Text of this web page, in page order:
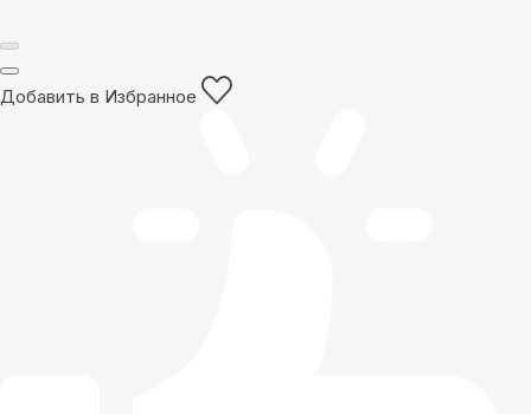
Добавить в Избранное